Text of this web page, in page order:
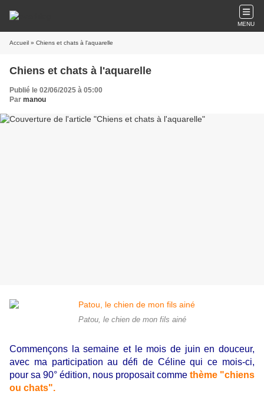
MENU
Accueil » Chiens et chats à l'aquarelle
Chiens et chats à l'aquarelle
Publié le 02/06/2025 à 05:00
Par manou
Patou, le chien de mon fils ainé
Commençons la semaine et le mois de juin en douceur,
avec ma participation au défi de Céline qui ce mois-ci,
pour sa 90° édition, nous proposait comme thème "chiens
ou chats".